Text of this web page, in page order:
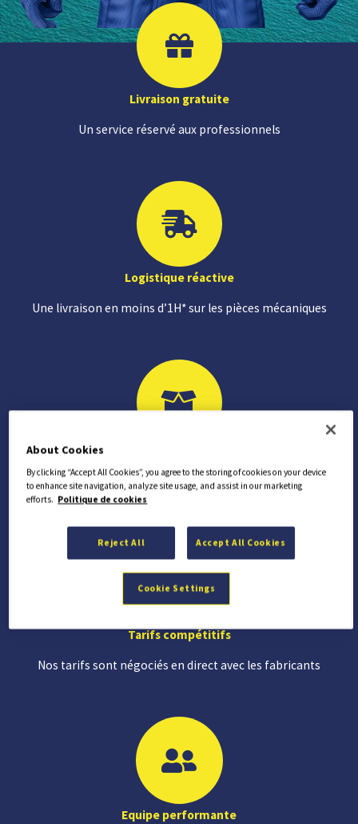
Livraison gratuite
Un service réservé aux professionnels
Logistique réactive
Une livraison en moins d’1H* sur les pièces mécaniques
+ 2 millions de références disponibles immédiatement
Tarifs compétitifs
Nos tarifs sont négociés en direct avec les fabricants
Equipe performante
About Cookies
By clicking “Accept All Cookies”, you agree to the storing of cookies on your device
to enhance site navigation, analyze site usage, and assist in our marketing
efforts. Politique de cookies
Reject All Accept All Cookies
Cookie Settings